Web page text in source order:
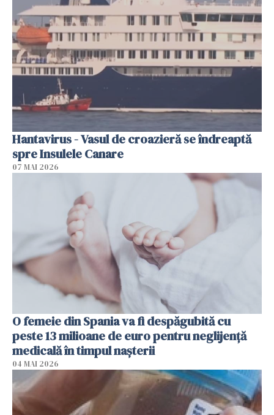
Hantavirus - Vasul de croazieră se îndreaptă
spre Insulele Canare
07 MAI 2026
O femeie din Spania va fi despăgubită cu
peste 13 milioane de euro pentru neglijenţă
medicală în timpul naşterii
04 MAI 2026